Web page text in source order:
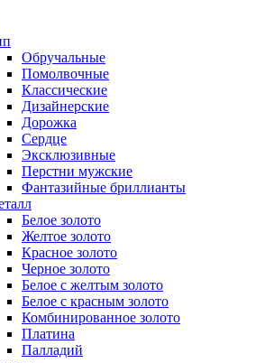
Обручальные
Помолвочные
Классические
Дизайнерские
Дорожка
Сердце
Эксклюзивные
Перстни мужские
Фантазийные бриллианты
Белое золото
Желтое золото
Красное золото
Черное золото
Белое с желтым золото
Белое с красным золото
Комбинированное золото
Платина
Палладий